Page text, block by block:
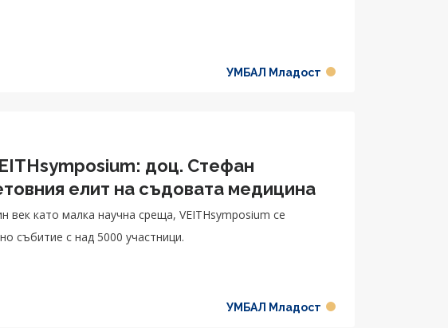
УМБАЛ Младост
доц. Стефан
елит на съдовата медицина
век като малка научна среща, VEITHsymposium се
събитие с над 5000 участници.
УМБАЛ Младост